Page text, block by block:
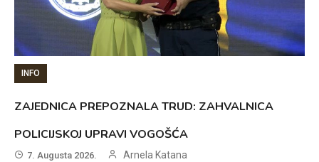
INFO
ZAJEDNICA PREPOZNALA TRUD: ZAHVALNICA
POLICIJSKOJ UPRAVI VOGOŠĆA
7. Augusta 2026. Arnela Katana